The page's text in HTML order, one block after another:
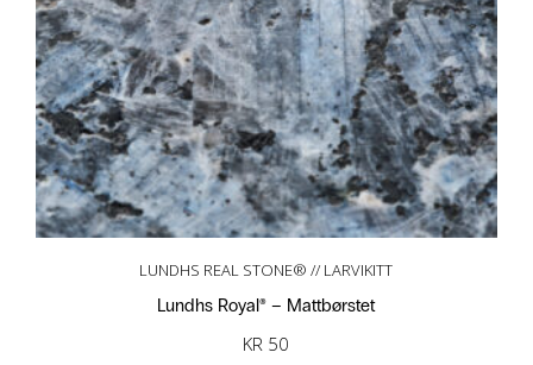
LUNDHS REAL STONE® // LARVIKITT
Lundhs Royal® – Mattbørstet
KR 50